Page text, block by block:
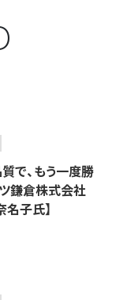
で、もう一度勝
鎌倉株式会社
子氏】